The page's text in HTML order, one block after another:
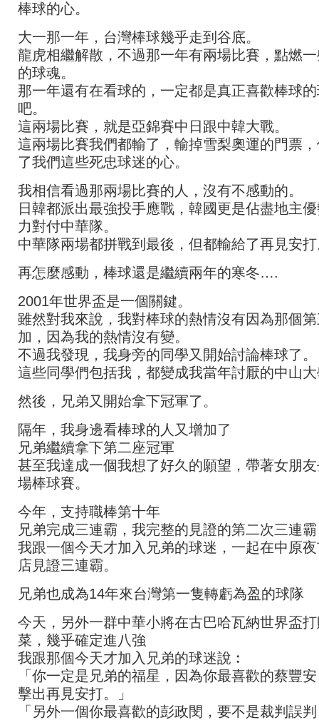
棒球的心。
大一那一年，台灣棒球幾乎走到谷底。
龍虎相繼解散，不過那一年有兩場比賽，點燃
的球魂。
那一年還有在看球的，一定都是真正喜歡棒球
吧。
這兩場比賽，就是亞錦賽中日跟中韓大戰。
這兩場比賽我們都輸了，輸掉雪梨奧運的門票
了我們這些死忠球迷的心。
我相信看過那兩場比賽的人，沒有不感動的。
日韓都派出最強投手應戰，韓國更是佔盡地主
力對付中華隊。
中華隊兩場都拼戰到最後，但都輸給了再見安
再怎麼感動，棒球還是繼續兩年的寒冬….
2001年世界盃是一個關鍵。
雖然對我來說，我對棒球的熱情沒有因為那個
加，因為我的熱情沒有變。
不過我發現，我身旁的同學又開始討論棒球了。
這些同學們包括我，都變成我當年討厭的中山
然後，兄弟又開始拿下冠軍了。
隔年，我身邊看棒球的人又增加了
兄弟繼續拿下第二座冠軍
甚至我達成一個我想了好久的願望，帶著女朋
場棒球賽。
今年，支持職棒第十年
兄弟完成三連霸，我完整的見證的第二次三連霸
我跟一個今天才加入兄弟的球迷，一起在中原
店見證三連霸。
兄弟也成為14年來台灣第一隻轉虧為盈的球隊
今天，另外一群中華小將在古巴哈瓦納世界盃
菜，幾乎確定進八強
我跟那個今天才加入兄弟的球迷說︰
「你一定是兄弟的福星，因為你最喜歡的蔡豐
擊出再見安打。」
「另外一個你最喜歡的彭政閔，要不是裁判誤